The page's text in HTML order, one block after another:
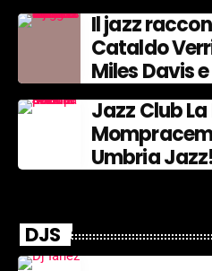
Il jazz
Cataldo
Miles Davis
Jazz Club
Umbria Jazz!
DJS